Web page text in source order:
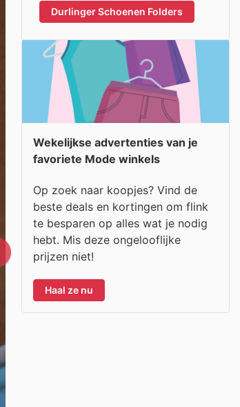
Durlinger Schoenen Folders
Wekelijkse advertenties van je
favoriete Mode winkels
Op zoek naar koopjes? Vind de
beste deals en kortingen om flink
te besparen op alles wat je nodig
hebt. Mis deze ongelooflijke
prijzen niet!
Haal ze nu